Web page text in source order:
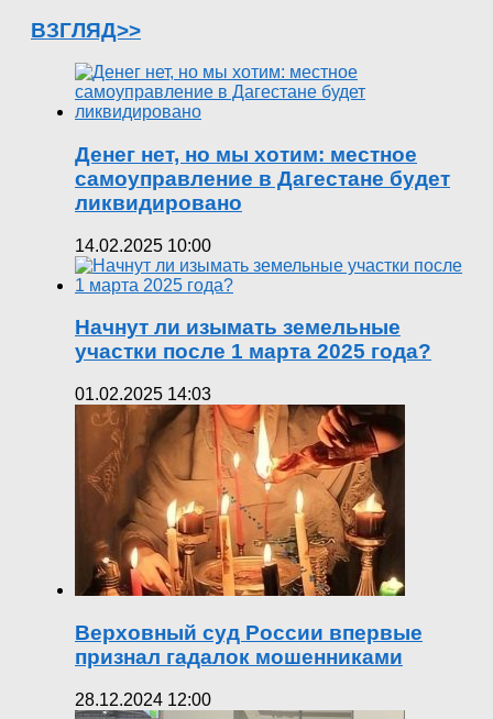
ВЗГЛЯД>>
Денег нет, но мы хотим: местное
самоуправление в Дагестане будет
ликвидировано
14.02.2025 10:00
Начнут ли изымать земельные
участки после 1 марта 2025 года?
01.02.2025 14:03
Верховный суд России впервые
признал гадалок мошенниками
28.12.2024 12:00